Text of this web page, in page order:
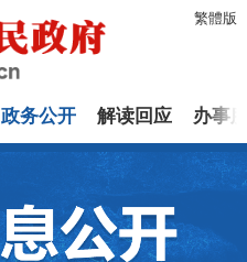
繁體版
政务公开 解读回应 办事